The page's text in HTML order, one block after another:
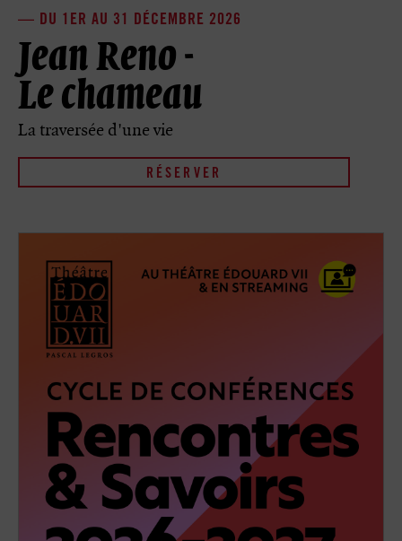
DU 1ER AU 31 DÉCEMBRE 2026
Jean Reno -
Le chameau
La traversée d'une vie
RÉSERVER